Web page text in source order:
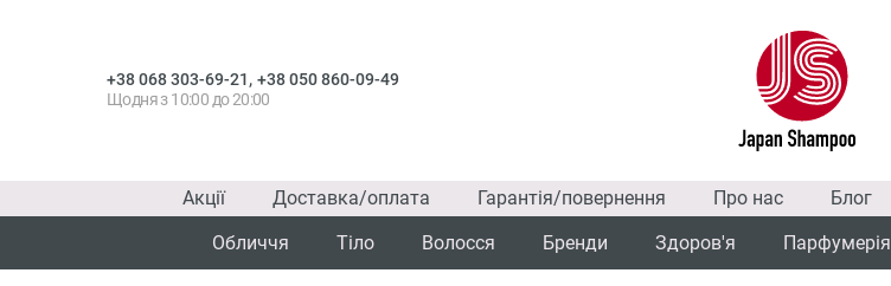
+38 068 303-69-21, +38 050 860-09-49
Щодня з 10:00 до 20:00
Акції Доставка/оплата Гарантія/повернення Про нас Блог
Обличчя
Тіло Волосся Бренди Здоров'я Парфумерія